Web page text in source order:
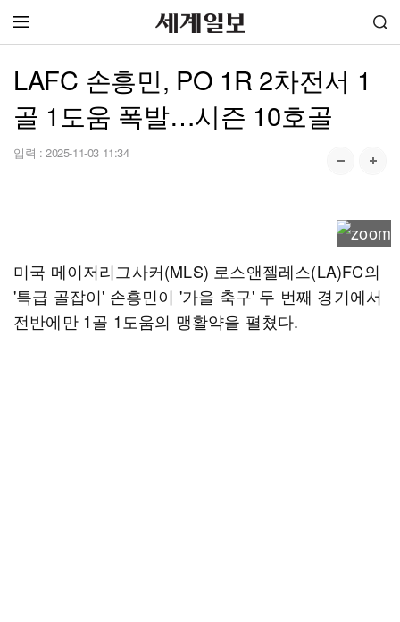
LAFC 손흥민, PO 1R 2차전서 1
골 1도움 폭발…시즌 10호골
입력 : 2025-11-03 11:34
미국 메이저리그사커(MLS) 로스앤젤레스(LA)FC의
'특급 골잡이' 손흥민이 '가을 축구' 두 번째 경기에서
전반에만 1골 1도움의 맹활약을 펼쳤다.